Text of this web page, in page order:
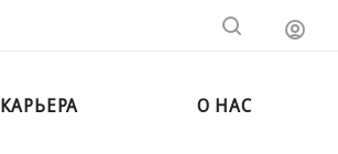
КАРЬЕРА О НАС